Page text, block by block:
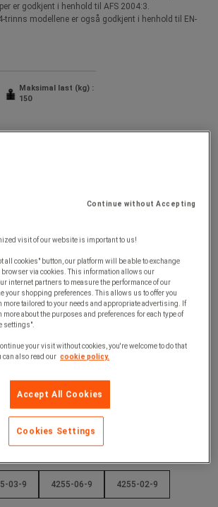
er godkjent i henhold til AFS 2004:3.
trinns modellene er også godkjent i henhold til EN-
Maksimal last (kg) :
150
03-9 4255-06-9 4255-02-9
Continue without Accepting
visit of our website is important to us!
all cookies" button, our platform will be able to exchange
via cookies. This information allows our
internet partners to measure the performance of our
your shopping preferences. This allows us to offer you
more tailored to your needs and appropriate advertising. If
more about the purposes and preferences for each type of
settings".
your visit without cookies, you're welcome to do that
can also read our cookie policy.
Accept All Cookies
Cookies Settings